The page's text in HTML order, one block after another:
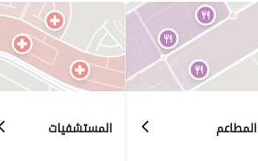
المطاعم المستشفيات